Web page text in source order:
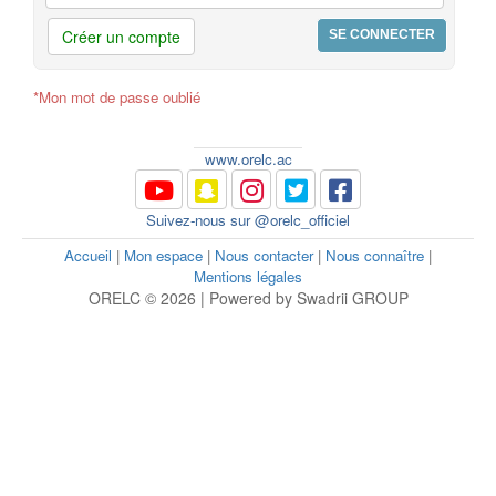
Créer un compte
*Mon mot de passe oublié
www.orelc.ac
Suivez-nous sur @orelc_officiel
Accueil | Mon espace | Nous contacter| Nous connaître |
Mentions légales
ORELC © 2026 | Powered by Swadrii GROUP